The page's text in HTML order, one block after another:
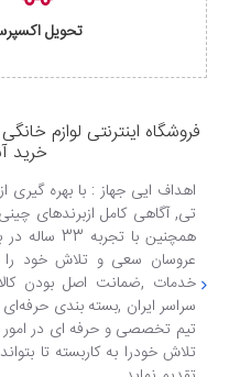
تحویل
فروشگاه اینترنتی لوازم
خرید
اهداف ایی جهاز : با بهره
تی, آگاهی کامل ازبرندهای
همچنین با
عروسان سعی و تلاش خود را
خدمات ,ضمانت اصل بودن
سراسر ایران ,بسته بندی
تیم تخصصی و حرفه ای در
تلاش خودرا به کاربسته تا